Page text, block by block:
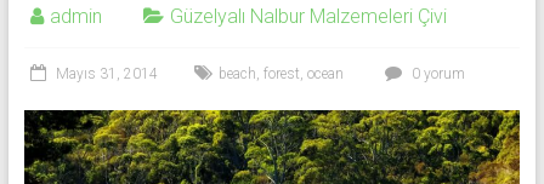
admin Güzelyalı Nalbur Malzemeleri Çivi
Mayıs 31, 2014 beach, forest, ocean 0 yorum